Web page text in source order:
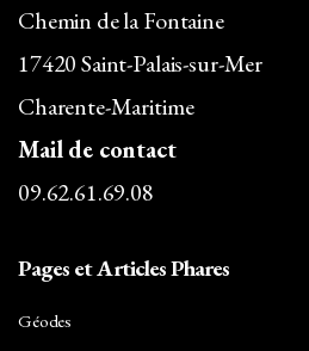
Chemin de la Fontaine
17420 Saint-Palais-sur-Mer
Charente-Maritime
Mail de contact
09.62.61.69.08
Pages et Articles Phares
Géodes